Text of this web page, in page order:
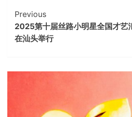
Continue
Reading
Previous
2025第十届丝路小明星全国才艺
在汕头举行